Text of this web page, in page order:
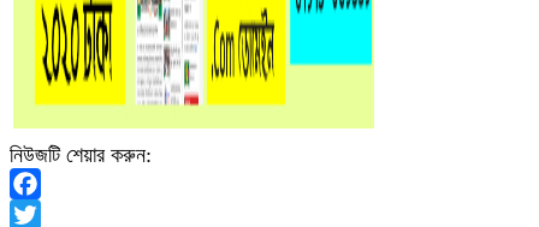
নিউজটি শেয়ার করুন:
Facebook